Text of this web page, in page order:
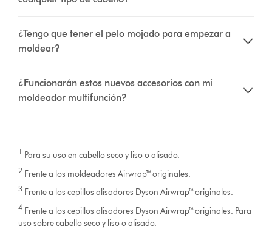
¿Tengo que tener el pelo mojado para empezar a
moldear?
¿Funcionarán estos nuevos accesorios con mi
moldeador multifunción?
1 Para su uso en cabello seco y liso o alisado.
2 Frente a los moldeadores Airwrap™ originales.
3 Frente a los cepillos alisadores Dyson Airwrap™ originales.
4 Frente a los cepillos alisadores Dyson Airwrap™ originales. Para
uso sobre cabello seco y liso o alisado.